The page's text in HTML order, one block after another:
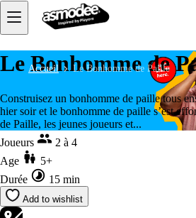
Accueil Le Bonhomme de Paille
Le Bonhomme de
Construisez un bonhomme de paille tous
hier soir et le bonhomme de paille s’est
de Paille, les jeunes joueurs et...
Joueurs
2 à 4
Age
5+
Durée
15 min
Add to wishlist